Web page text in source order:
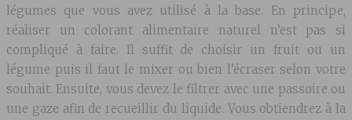
légumes que vous avez utilisé à la base. En principe,
réaliser un colorant alimentaire naturel n’est pas si
compliqué à faire. Il suffit de choisir un fruit ou un
légume puis il faut le mixer ou bien l’écraser selon votre
souhait. Ensuite, vous devez le filtrer avec une passoire ou
une gaze afin de recueillir du liquide. Vous obtiendrez à la